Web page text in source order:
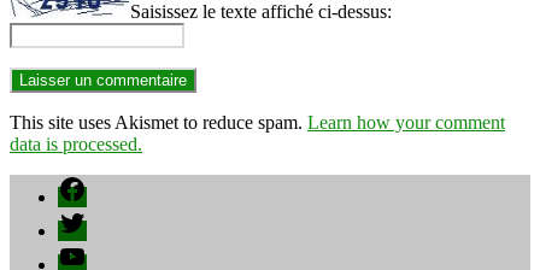
Saisissez le texte affiché ci-dessus:
This site uses Akismet to reduce spam. Learn how your comment
data is processed.
Facebook
Twitter
YouTube